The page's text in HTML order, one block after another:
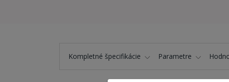
Kompletné špecifikácie Parametre